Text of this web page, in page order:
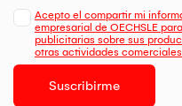
Acepto el compartir mi
empresarial de OECHSLE
publicitarias sobre sus
otras actividades
Suscribirme